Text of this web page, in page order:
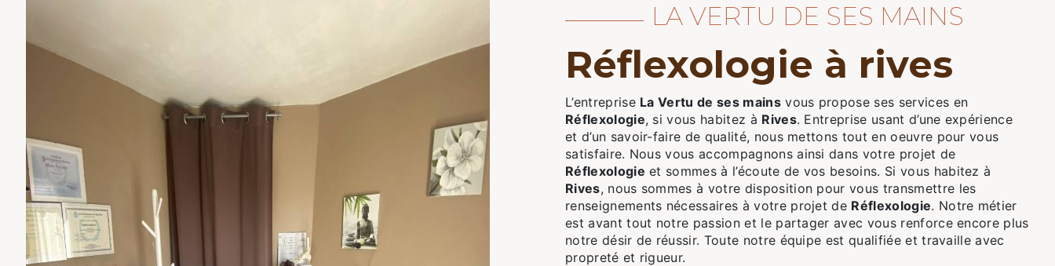
LA VERTU DE SES MAINS
réflexologie à rives
L’entreprise La Vertu de ses mainsvous propose ses services en
Réflexologie, si vous habitez à Rives. Entreprise usant d’une expérience
et d’un savoir-faire de qualité, nous mettons tout en oeuvre pour vous
satisfaire. Nous vous accompagnons ainsi dans votre projet de
Réflexologie et sommes à l’écoute de vos besoins. Si vous habitez à
Rives, nous sommes à votre disposition pour vous transmettre les
renseignements nécessaires à votre projet de Réflexologie. Notre métier
est avant tout notre passion et le partager avec vous renforce encore plus
notre désir de réussir. Toute notre équipe est qualifiée et travaille avec
propreté et rigueur.